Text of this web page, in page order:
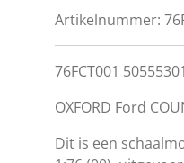
Artikelnummer:
76FCT001
OXFORD Ford
Dit is een